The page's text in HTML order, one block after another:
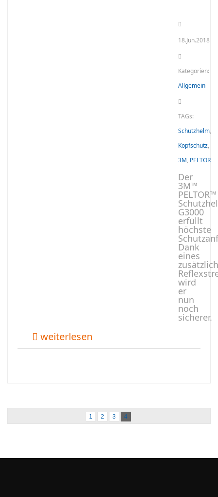
18.Jun.2018
Kategorien:
Allgemein
TAGs:
Schutzhelm,
Kopfschutz,
3M, PELTOR
Der
3M™
PELTOR™
G3000
erfüllt
höchste
Dank
eines
wird
er
nun
noch
sicherer.
weiterlesen
1 2 3 4